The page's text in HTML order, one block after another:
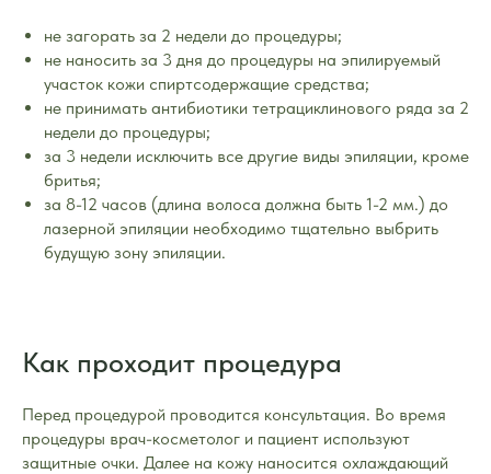
не загорать за 2 недели до процедуры;
не наносить за 3 дня до процедуры на эпилируемый
участок кожи спиртсодержащие средства;
не принимать антибиотики тетрациклинового ряда за 2
недели до процедуры;
за 3 недели исключить все другие виды эпиляции, кроме
бритья;
за 8-12 часов (длина волоса должна быть 1-2 мм.) до
лазерной эпиляции необходимо тщательно выбрить
будущую зону эпиляции.
Как проходит процедура
Перед процедурой проводится консультация. Во время
процедуры врач-косметолог и пациент используют
защитные очки. Далее на кожу наносится охлаждающий